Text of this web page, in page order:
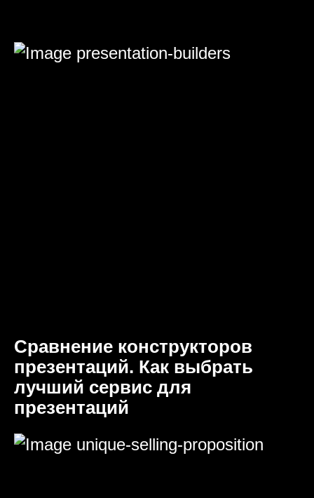
Сравнение конструкторов
презентаций. Как выбрать
лучший сервис для
презентаций